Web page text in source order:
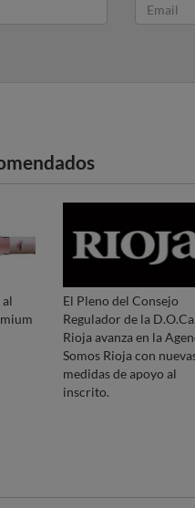
al
El Pleno del Consejo
Regulador de la D.O.Ca.
Rioja avanza en la
Somos Rioja con
medidas de apoyo al
inscrito.